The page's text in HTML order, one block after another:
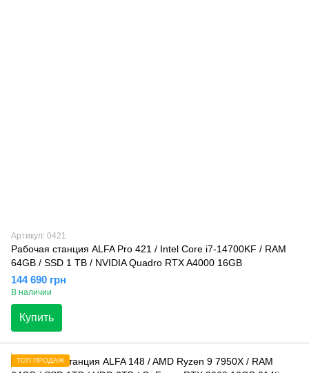
Артикул: 0421
Рабочая станция ALFA Pro 421 / Intel Core i7-14700KF / RAM
64GB / SSD 1 TB / NVIDIA Quadro RTX A4000 16GB
144 690 грн
В наличии
Купить
ТОП ПРОДАЖ